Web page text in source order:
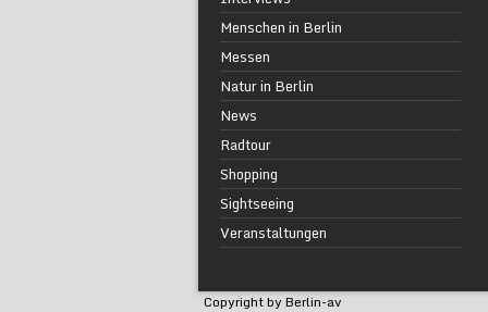
Menschen in Berlin
Messen
Natur in Berlin
News
Radtour
Shopping
Sightseeing
Veranstaltungen
Copyright by Berlin-av